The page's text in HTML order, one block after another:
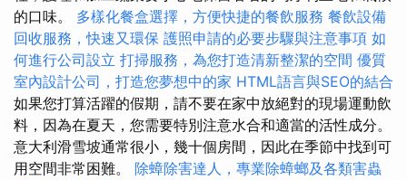
的口味。 多樣化餐盒選擇，方便快捷的餐飲服務 餐飲設備
回收服務，快速又環保 護照申請的必要步驟與注意事項 如
何進行公司設立 打掃服務，為您打造清新整潔的空間 優質
室內設計公司，打造您夢想中的家 HTML語言與SEO的結合
如果您打算活躍的假期，請不要在家中放絕對的現場運動飲
料，因為在夏天，您需要特別注意水合和適當的活性成分。
意大利滑雪坡通常很小，幾十個房間，因此在季節中找到可
用空間非常困難。 除蟑除害達人，專業除蟑螂及各類害蟲